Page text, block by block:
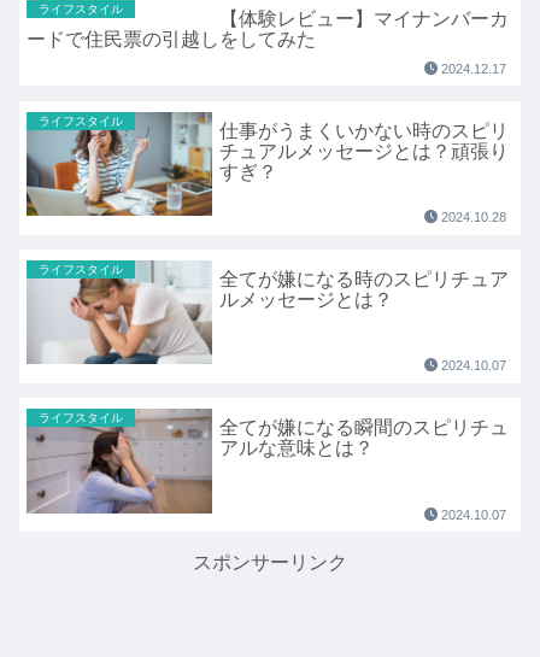
ライフスタイル
【体験レビュー】マイナンバーカ
ードで住民票の引越しをしてみた
2024.12.17
ライフスタイル
仕事がうまくいかない時のスピリ
チュアルメッセージとは？頑張り
すぎ？
2024.10.28
ライフスタイル
全てが嫌になる時のスピリチュア
ルメッセージとは？
2024.10.07
ライフスタイル
全てが嫌になる瞬間のスピリチュ
アルな意味とは？
2024.10.07
スポンサーリンク